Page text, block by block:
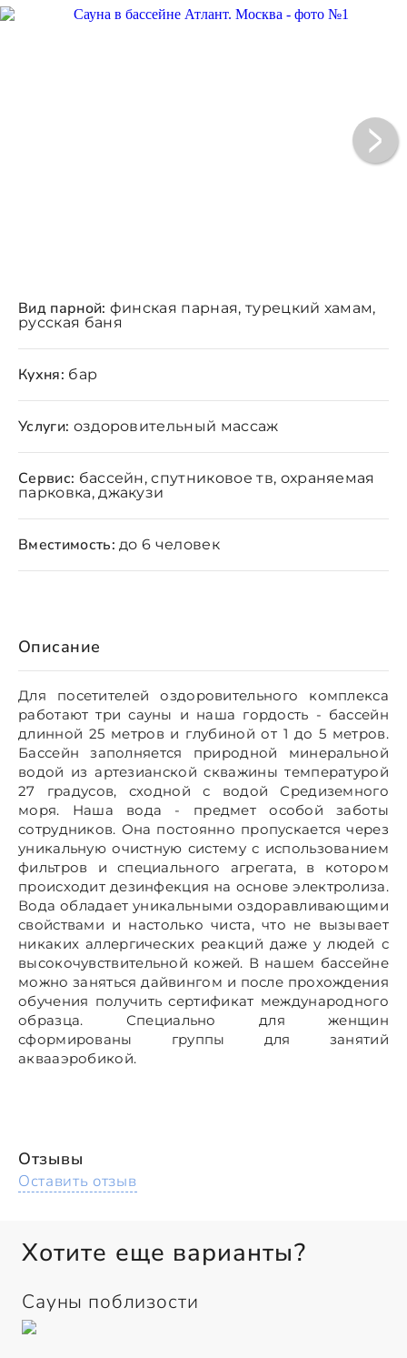
Описание
Для посетителей оздоровительного комплекса
работают три сауны и наша гордость - бассейн
длинной 25 метров и глубиной от 1 до 5 метров.
Бассейн заполняется природной минеральной
водой из артезианской скважины температурой
27 градусов, сходной с водой Средиземного
моря. Наша вода - предмет особой заботы
сотрудников. Она постоянно пропускается через
уникальную очистную систему с использованием
фильтров и специального агрегата, в котором
происходит дезинфекция на основе электролиза.
Вода обладает уникальными оздоравливающими
свойствами и настолько чиста, что не вызывает
никаких аллергических реакций даже у людей с
высокочувствительной кожей. В нашем бассейне
можно заняться дайвингом и после прохождения
обучения получить сертификат международного
образца. Специально для женщин
сформированы группы для занятий
аквааэробикой.
Вид парной: финская парная, турецкий хамам,
русская баня
Кухня: бар
Услуги: оздоровительный массаж
Сервис: бассейн, спутниковое тв, охраняемая
парковка, джакузи
Вместимость: до 6 человек
Отзывы
Оставить отзыв
Хотите еще варианты?
Сауны поблизости